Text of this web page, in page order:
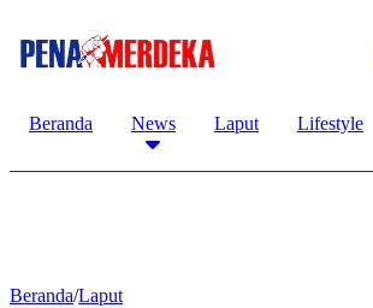
Beranda News Laput Lifestyle
Beranda/Laput